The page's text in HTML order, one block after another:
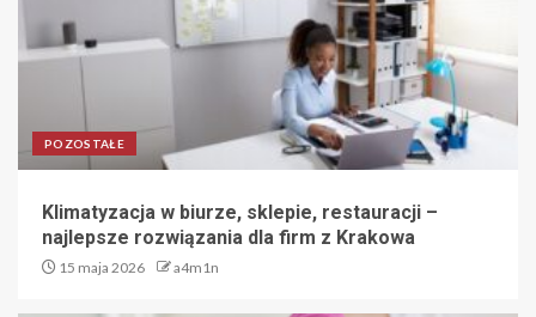
POZOSTAŁE
Klimatyzacja w biurze, sklepie, restauracji –
najlepsze rozwiązania dla firm z Krakowa
15 maja 2026 a4m1n